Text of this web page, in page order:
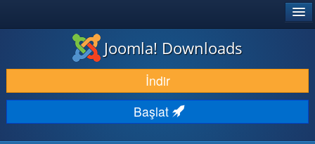
İNDIR & GENIŞLET
KEŞFET & ÖĞREN
TOPLULUK & DESTEK
Joomla! Downloads
İndir
Başlat